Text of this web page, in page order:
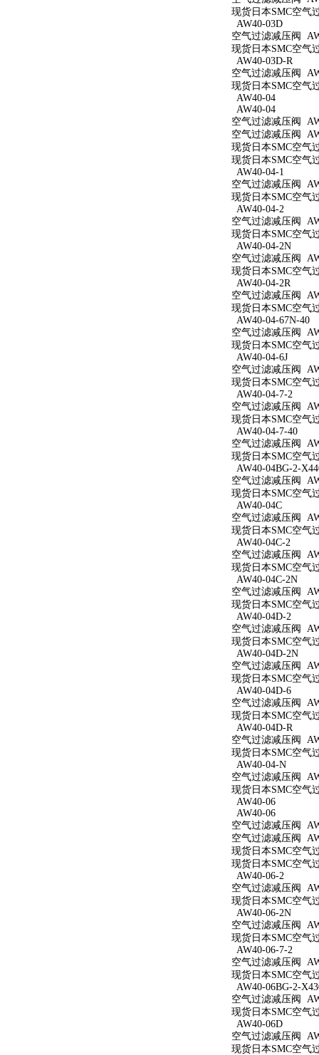
现货日本SMC空气
AW40-03D
空气过滤减压阀
现货日本SMC空气
AW40-03D-R
空气过滤减压阀
现货日本SMC空气
AW40-04
AW40-04
空气过滤减压阀
空气过滤减压阀
现货日本SMC空气
现货日本SMC空气
AW40-04-1
空气过滤减压阀
现货日本SMC空气
AW40-04-2
空气过滤减压阀
现货日本SMC空气
AW40-04-2N
空气过滤减压阀
现货日本SMC空气
AW40-04-2R
空气过滤减压阀
现货日本SMC空气
AW40-04-67N-40
空气过滤减压阀
现货日本SMC空气
AW40-04-6J
空气过滤减压阀
现货日本SMC空气
AW40-04-7-2
空气过滤减压阀
现货日本SMC空气
AW40-04-7-40
空气过滤减压阀
现货日本SMC空气
AW40-04BG-2-
空气过滤减压阀
现货日本SMC空气
AW40-04C
空气过滤减压阀
现货日本SMC空气
AW40-04C-2
空气过滤减压阀
现货日本SMC空气
AW40-04C-2N
空气过滤减压阀
现货日本SMC空气
AW40-04D-2
空气过滤减压阀
现货日本SMC空气
AW40-04D-2N
空气过滤减压阀
现货日本SMC空气
AW40-04D-6
空气过滤减压阀
现货日本SMC空气
AW40-04D-R
空气过滤减压阀
现货日本SMC空气
AW40-04-N
空气过滤减压阀
现货日本SMC空气
AW40-06
AW40-06
空气过滤减压阀
空气过滤减压阀
现货日本SMC空气
现货日本SMC空气
AW40-06-2
空气过滤减压阀
现货日本SMC空气
AW40-06-2N
空气过滤减压阀
现货日本SMC空气
AW40-06-7-2
空气过滤减压阀
现货日本SMC空气
AW40-06BG-2-
空气过滤减压阀
现货日本SMC空气
AW40-06D
空气过滤减压阀
现货日本SMC空气